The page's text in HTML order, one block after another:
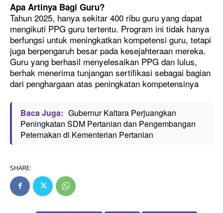
Apa Artinya Bagi Guru?
Tahun 2025, hanya sekitar 400 ribu guru yang dapat
mengikuti PPG guru tertentu. Program ini tidak hanya
berfungsi untuk meningkatkan kompetensi guru, tetapi
juga berpengaruh besar pada kesejahteraan mereka.
Guru yang berhasil menyelesaikan PPG dan lulus,
berhak menerima tunjangan sertifikasi sebagai bagian
dari penghargaan atas peningkatan kompetensinya
Baca Juga: Gubernur Kaltara Perjuangkan
Peningkatan SDM Pertanian dan Pengembangan
Peternakan di Kementerian Pertanian
SHARE: